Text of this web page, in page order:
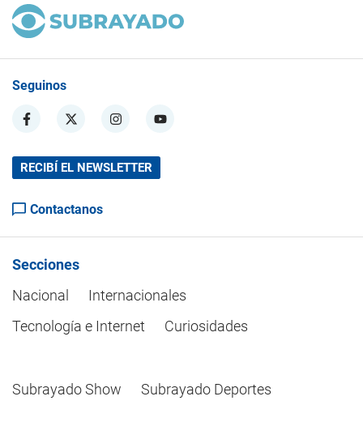
Seguinos
RECIBÍ EL NEWSLETTER
Contactanos
Secciones
Nacional
Internacionales
Tecnología e Internet
Curiosidades
Subrayado Show Subrayado Deportes